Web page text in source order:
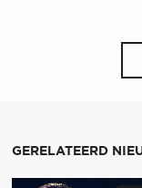
GERELATEERD